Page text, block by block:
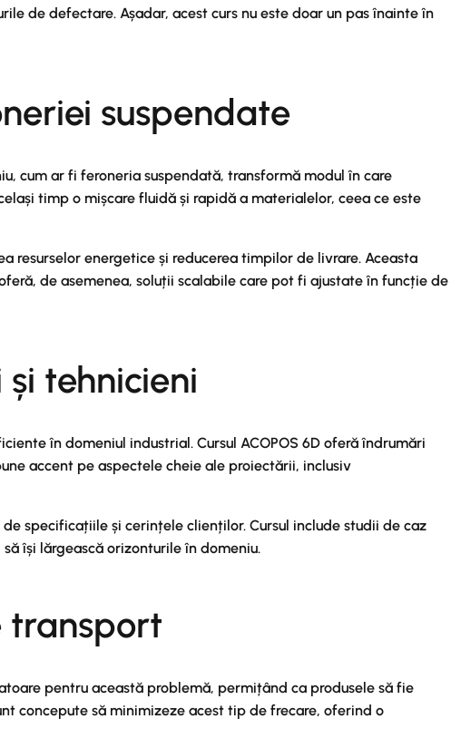
de defectare. Așadar, acest curs nu este doar un pas înainte în
suspendate
cum ar fi feroneria suspendată, transformă modul în care
timp o mișcare fluidă și rapidă a materialelor, ceea ce este
resurselor energetice și reducerea timpilor de livrare. Aceasta
de asemenea, soluții scalabile care pot fi ajustate în funcție de
tehnicieni
în domeniul industrial. Cursul ACOPOS 6D oferă îndrumări
accent pe aspectele cheie ale proiectării, inclusiv
specificațiile și cerințele clienților. Cursul include studii de caz
își lărgească orizonturile în domeniu.
transport
pentru această problemă, permițând ca produsele să fie
concepute să minimizeze acest tip de frecare, oferind o